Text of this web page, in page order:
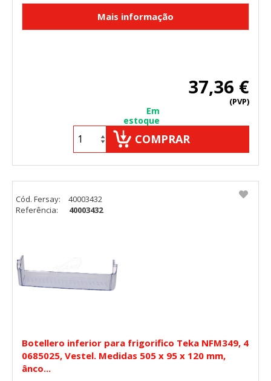
37,36 €
(PVP)
Em
estoque
COMPRAR
Botellero inferior para frigorifico Teka NFM349, 4
0685025, Vestel. Medidas 505 x 95 x 120 mm,
ânco...
Cód. Fersay:
40003432
Referência:
40003432